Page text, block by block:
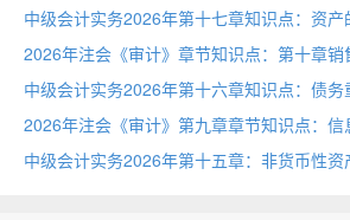
中级会计实务2026年第十六章知识点：债务
中级会计实务2026年第十五章：非货币性